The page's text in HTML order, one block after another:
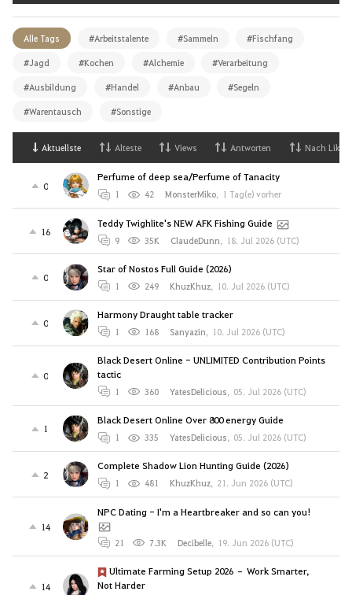
Alle Tags #Arbeitstalente #Sammeln #Fischfang
#Jagd #Kochen #Alchemie #Verarbeitung
#Ausbildung #Handel #Anbau #Segeln
#Warentausch #Sonstige
Aktuellste Alteste Views Antworten Nach Likes
0
Perfume of deep sea/Perfume of Tanacity
1 42 MonsterMiko, 1 Tag(e) vorher
16
Teddy Twighlite's NEW AFK Fishing Guide
9 35K ClaudeDunn, 18. Jul 2026 (UTC)
0
Star of Nostos Full Guide (2026)
1 249 KhuzKhuz, 10. Jul 2026 (UTC)
0
Harmony Draught table tracker
1 168 Sanyazin, 10. Jul 2026 (UTC)
0
Black Desert Online - UNLIMITED Contribution Points
tactic
1 360 YatesDelicious, 05. Jul 2026 (UTC)
1
Black Desert Online Over 800 energy Guide
1 335 YatesDelicious, 05. Jul 2026 (UTC)
2
Complete Shadow Lion Hunting Guide (2026)
1 481 KhuzKhuz, 21. Jun 2026 (UTC)
14
NPC Dating - I'm a Heartbreaker and so can you!
21 7.3K Decibelle, 19. Jun 2026 (UTC)
14
Ultimate Farming Setup 2026 – Work Smarter,
Not Harder